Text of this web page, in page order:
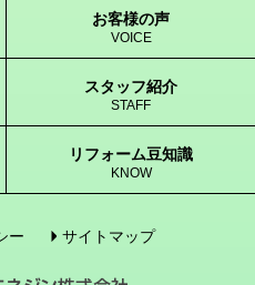
お客様の声
VOICE
スタッフ紹介
STAFF
リフォーム豆知識
KNOW
ー サイトマップ